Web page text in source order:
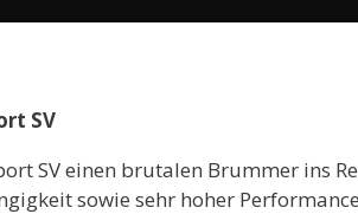
SV
SV einen brutalen Brummer ins
sowie sehr hoher